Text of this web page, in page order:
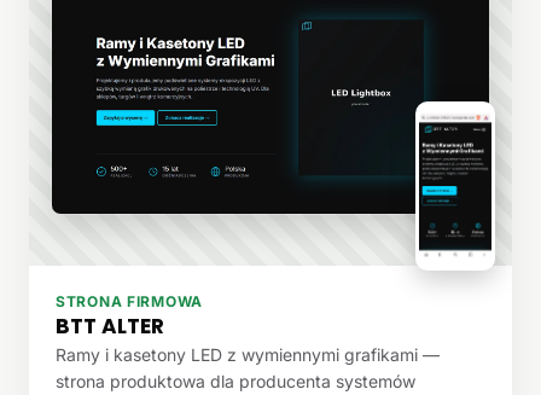
STRONA FIRMOWA
BTT ALTER
Ramy i kasetony LED z wymiennymi grafikami —
strona produktowa dla producenta systemów